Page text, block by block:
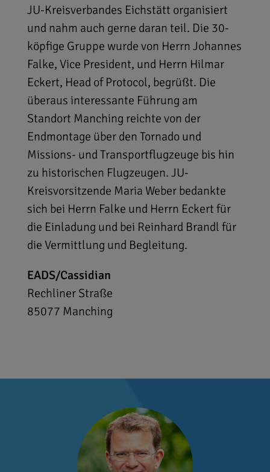
JU-Kreisverbandes Eichstätt organisiert
und nahm auch gerne daran teil. Die 30-
köpfige Gruppe wurde von Herrn Johannes
Falke, Vice President, und Herrn Hilmar
Eckert, Head of Protocol, begrüßt. Die
überaus interessante Führung am
Standort Manching reichte von der
Endmontage über den Tornado und
Missions- und Transportflugzeuge bis hin
zu historischen Flugzeugen. JU-
Kreisvorsitzende Maria Weber bedankte
sich bei Herrn Falke und Herrn Eckert für
die Einladung und bei Reinhard Brandl für
die Vermittlung und Begleitung.
EADS/Cassidian
Rechliner Straße
85077 Manching